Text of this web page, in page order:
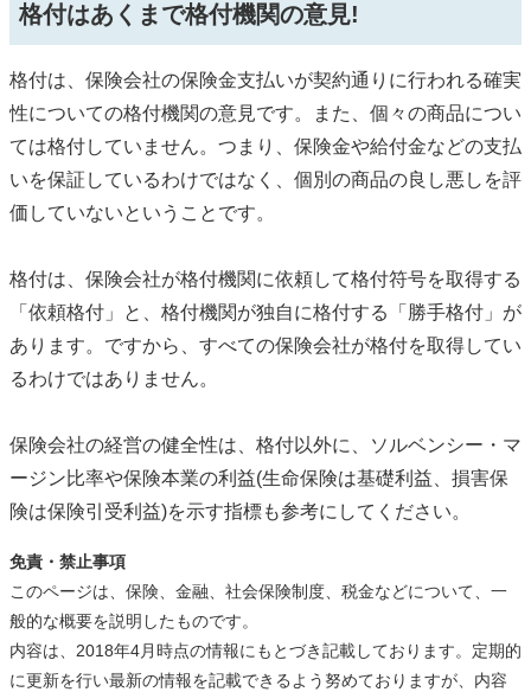
格付はあくまで格付機関の意見!
格付は、保険会社の保険金支払いが契約通りに行われる確実
性についての格付機関の意見です。また、個々の商品につい
ては格付していません。つまり、保険金や給付金などの支払
いを保証しているわけではなく、個別の商品の良し悪しを評
価していないということです。
格付は、保険会社が格付機関に依頼して格付符号を取得する
「依頼格付」と、格付機関が独自に格付する「勝手格付」が
あります。ですから、すべての保険会社が格付を取得してい
るわけではありません。
保険会社の経営の健全性は、格付以外に、ソルベンシー・マ
ージン比率や保険本業の利益(生命保険は基礎利益、損害保
険は保険引受利益)を示す指標も参考にしてください。
免責・禁止事項
このページは、保険、金融、社会保険制度、税金などについて、一
般的な概要を説明したものです。
内容は、2018年4月時点の情報にもとづき記載しております。定期的
に更新を行い最新の情報を記載できるよう努めておりますが、内容